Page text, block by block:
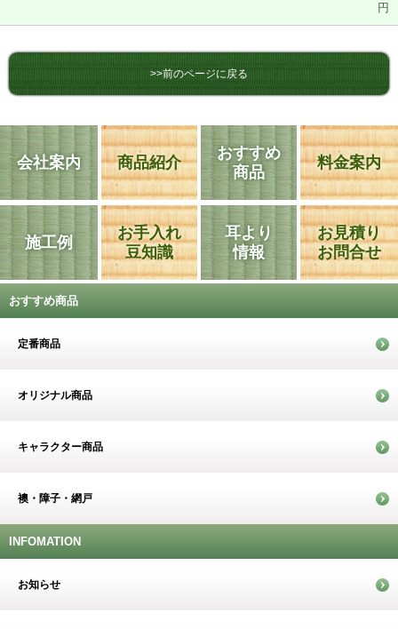
円
>>前のページに戻る
会社案内 商品紹介
おすすめ
商品
料金案内
施工例
お手入れ
豆知識
耳より
情報
お見積り
お問合せ
おすすめ商品
定番商品
オリジナル商品
キャラクター商品
襖・障子・網戸
INFOMATION
お知らせ